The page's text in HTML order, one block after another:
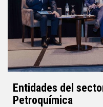
Entidades del
Petroquímica